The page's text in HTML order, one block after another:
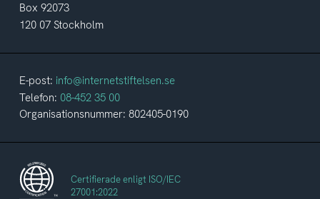
Box 92073
120 07 Stockholm
E-post: info@internetstiftelsen.se
Telefon: 08-452 35 00
Organisationsnummer: 802405-0190
Certifierade enligt ISO/IEC
27001:2022